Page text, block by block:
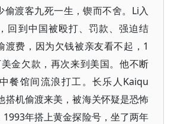
偷渡客九死一生，锲而不舍。Li入
回到中国被殴打、罚款、强迫结
渡费，因为欠钱被亲友看不起，1
金欠款，再次来到美国。他不断
餐馆间流浪打工。长乐人Kaiqu
搭机偷渡来美，被海关怀疑是恐怖
年搭上黄金探险号，坐了两年